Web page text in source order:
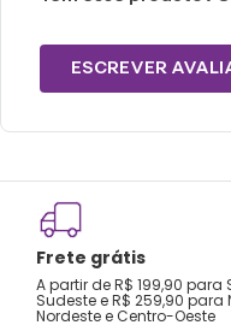
ESCREVER
Frete grátis
A partir de R$ 199,90 para
Sudeste e R$ 259,90 para
Nordeste e Centro-Oeste